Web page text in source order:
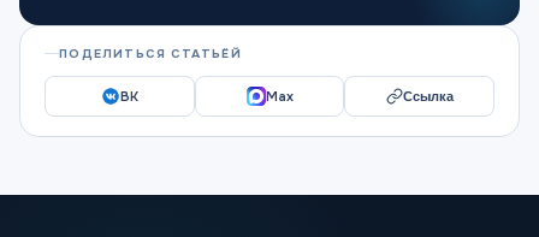
ПОДЕЛИТЬСЯ СТАТЬЁЙ
ВК Max Ссылка